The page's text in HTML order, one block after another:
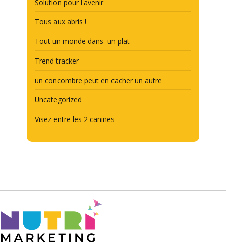
Solution pour l'avenir
Tous aux abris !
Tout un monde dans un plat
Trend tracker
un concombre peut en cacher un autre
Uncategorized
Visez entre les 2 canines